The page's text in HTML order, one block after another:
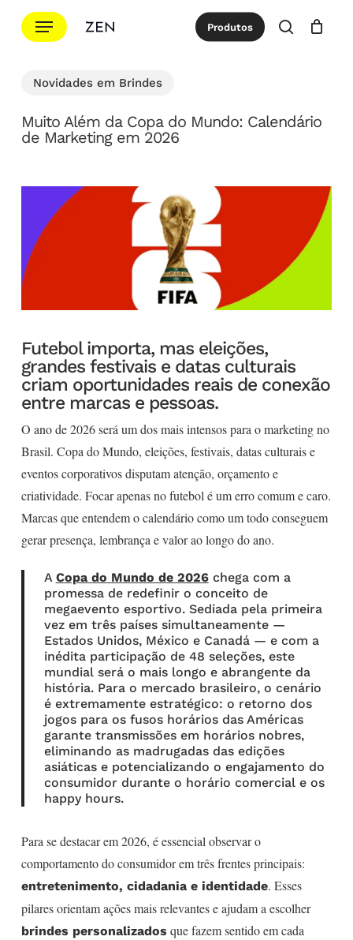
para
conteúdo
Menu Produtos
procurar
Cotação Close
Novidades em Brindes
Muito Além da Copa do Mundo: Calendário
de Marketing em 2026
Futebol importa, mas eleições,
grandes festivais e datas culturais
criam oportunidades reais de conexão
entre marcas e pessoas.
O ano de 2026 será um dos mais intensos para o marketing no
Brasil. Copa do Mundo, eleições, festivais, datas culturais e
eventos corporativos disputam atenção, orçamento e
criatividade. Focar apenas no futebol é um erro comum e caro.
Marcas que entendem o calendário como um todo conseguem
gerar presença, lembrança e valor ao longo do ano.
A Copa do Mundo de 2026chega com a
promessa de redefinir o conceito de
megaevento esportivo. Sediada pela primeira
vez em três países simultaneamente —
Estados Unidos, México e Canadá — e com a
inédita participação de 48 seleções, este
mundial será o mais longo e abrangente da
história. Para o mercado brasileiro, o cenário
é extremamente estratégico: o retorno dos
jogos para os fusos horários das Américas
garante transmissões em horários nobres,
eliminando as madrugadas das edições
asiáticas e potencializando o engajamento do
consumidor durante o horário comercial e os
happy hours.
Para se destacar em 2026, é essencial observar o
comportamento do consumidor em três frentes principais:
entretenimento, cidadania e identidade. Esses
pilares orientam ações mais relevantes e ajudam a escolher
brindes personalizados que fazem sentido em cada